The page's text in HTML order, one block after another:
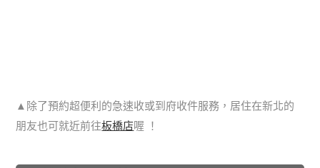
▲除了預約超便利的急速收或到府收件服務，居住在新北的
朋友也可就近前往板橋店喔 ！